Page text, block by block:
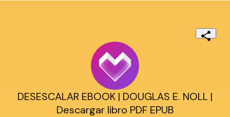
DESESCALAR EBOOK | DOUGLAS E. NOLL |
Descargar libro PDF EPUB